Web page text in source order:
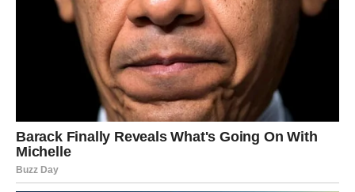
dalje bez sumnji i tereta.
Mnogi Rakovi će tokom ovog perioda konačno prestati
trošiti energiju na ljude koji ih ne zaslužuju.
VRIJEME JE DA KONAČNO
POČNETE MISLITI VIŠE NA
SEBE